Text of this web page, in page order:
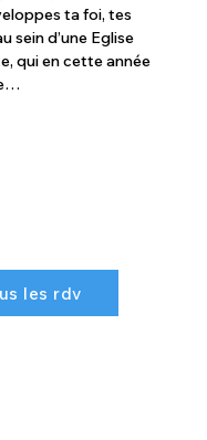
ta foi, tes
sein d’une Eglise
qui en cette année
les rdv